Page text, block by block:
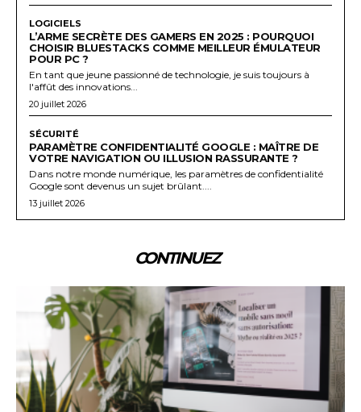
LOGICIELS
L’ARME SECRÈTE DES GAMERS EN 2025 : POURQUOI
CHOISIR BLUESTACKS COMME MEILLEUR ÉMULATEUR
POUR PC ?
En tant que jeune passionné de technologie, je suis toujours à
l'affût des innovations...
20 juillet 2026
SÉCURITÉ
PARAMÈTRE CONFIDENTIALITÉ GOOGLE : MAÎTRE DE
VOTRE NAVIGATION OU ILLUSION RASSURANTE ?
Dans notre monde numérique, les paramètres de confidentialité
Google sont devenus un sujet brûlant....
13 juillet 2026
CONTINUEZ